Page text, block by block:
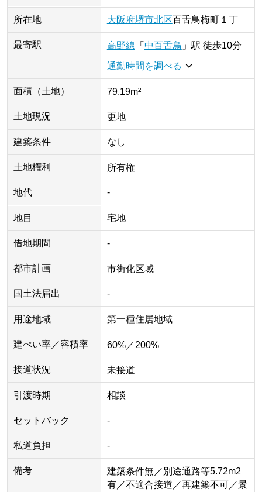
所在地 大阪府堺市北区百舌鳥梅町１丁
最寄駅 高野線 「 中百舌鳥 」 駅 徒歩10分
通勤時間を調べる
面積（土地） 79.19m²
土地現況 更地
建築条件 なし
土地権利 所有権
地代 -
地目 宅地
借地期間 -
都市計画 市街化区域
国土法届出 -
用途地域 第一種住居地域
建ぺい率／容積率 60%／200%
接道状況 未接道
引渡時期 相談
セットバック -
私道負担 -
備考
建築条件無／別途通路等5.72m2
有／不適合接道／再建築不可／景